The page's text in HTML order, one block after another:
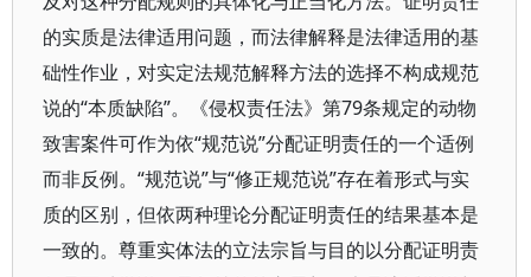
的实质是法律适用问题，而法律解释是法律适用的基
础性作业，对实定法规范解释方法的选择不构成规范
说的“本质缺陷”。《侵权责任法》第79条规定的动物
致害案件可作为依“规范说”分配证明责任的一个适例
而非反例。“规范说”与“修正规范说”存在着形式与实
质的区别，但依两种理论分配证明责任的结果基本是
一致的。尊重实体法的立法宗旨与目的以分配证明责